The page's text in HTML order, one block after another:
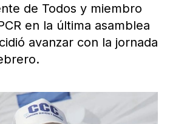
de Todos y miembro
en la última asamblea
avanzar con la jornada